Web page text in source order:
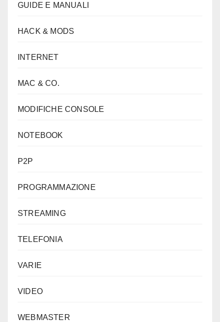
GUIDE E MANUALI
HACK & MODS
INTERNET
MAC & CO.
MODIFICHE CONSOLE
NOTEBOOK
P2P
PROGRAMMAZIONE
STREAMING
TELEFONIA
VARIE
VIDEO
WEBMASTER